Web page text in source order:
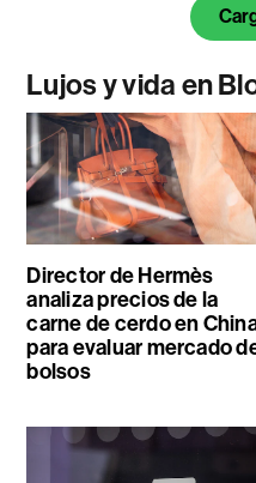
Lujos y vida en
Director de Hermès
analiza precios de la
carne de cerdo en
para evaluar mercado
bolsos